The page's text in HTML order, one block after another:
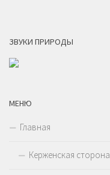
ЗВУКИ ПРИРОДЫ
МЕНЮ
Главная
Керженская сторона